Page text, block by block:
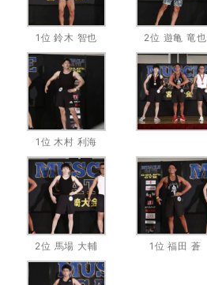
1位 鈴木 智也 2位 遊亀 竜也
1位 木村 利海
2位 馬場 大輔 1位 福田 蒼